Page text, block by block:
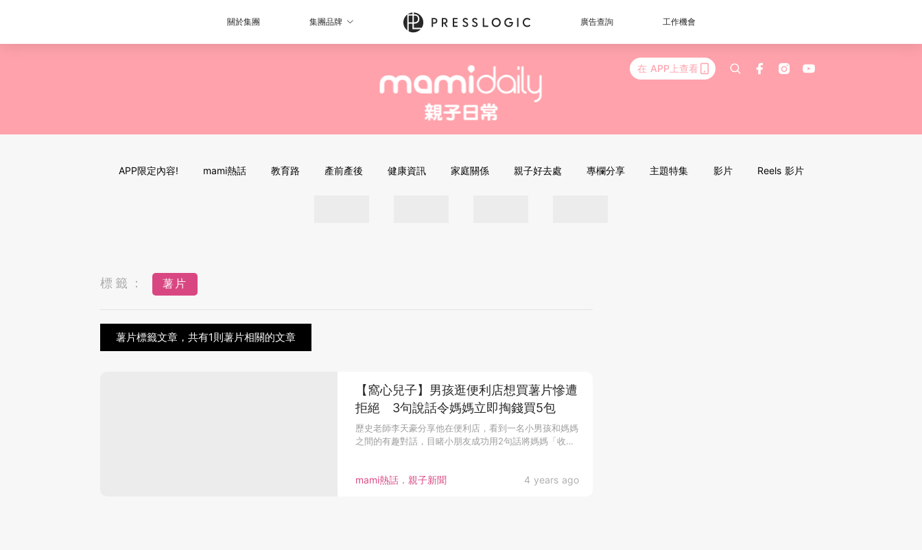
關於集團 集團品牌 廣告查詢 工作機會
在 APP上查看
APP限定內容! mami熱話 教育路 產前產後 健康資訊 家庭關係 親子好去處 專欄分享 主題特集 影片 Reels 影片
標籤： 薯片
薯片標籤文章，共有1則薯片相關的文章
mami熱話．親子新聞 4 years ago
【窩心兒子】男孩逛便利店想買薯片慘遭
拒絕 3句說話令媽媽立即掏錢買5包
歷史老師李天豪分享他在便利店，看到一名小男孩和媽媽
之間的有趣對話，目睹小朋友成功用2句話將媽媽「收